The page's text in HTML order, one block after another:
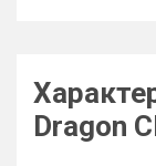
Dragon